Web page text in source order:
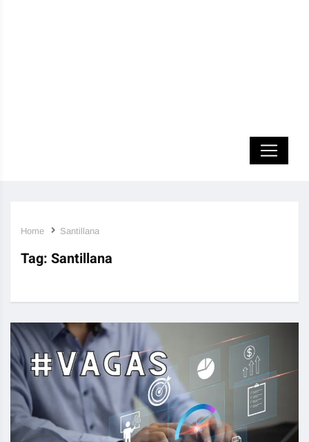
Home Santillana
Tag: Santillana